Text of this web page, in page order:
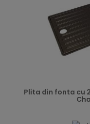
Plita din fonta cu